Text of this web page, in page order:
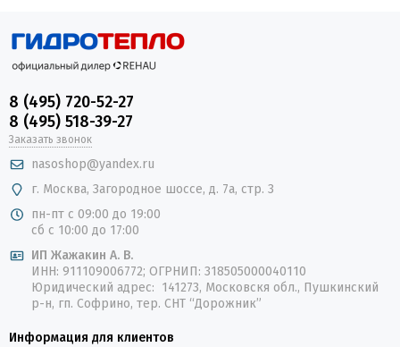
8 (495) 720-52-27
8 (495) 518-39-27
Заказать звонок
nasoshop@yandex.ru
г. Москва, Загородное шоссе, д. 7а, стр. 3
пн-пт с 09:00 до 19:00
сб с 10:00 до 17:00
ИП Жажакин А. В.
ИНН: 911109006772; ОГРНИП: 318505000040110
Юридический адрес: 141273, Московскя обл., Пушкинский
р-н, гп. Софрино, тер. СНТ “Дорожник”
Информация для клиентов